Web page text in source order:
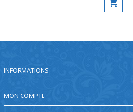
INFORMATIONS
MON COMPTE